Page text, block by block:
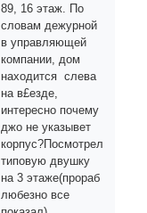
89, 16 этаж. По
словам дежурной
в управляющей
компании, дом
находится слева
на в£езде,
интересно почему
джо не указывет
корпус?Посмотрел
типовую двушку
на 3 этаже(прораб
любезно все